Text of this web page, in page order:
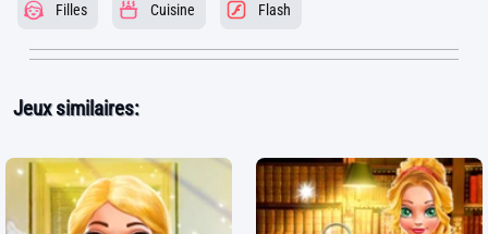
Filles Cuisine Flash
Jeux similaires: